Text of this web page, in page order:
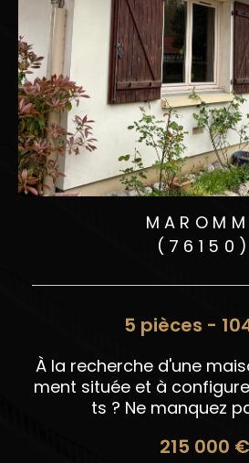
(76150)
5 pièces -
À la recherche d'une
ment située et à
ts ? Ne manquez
215 000 €